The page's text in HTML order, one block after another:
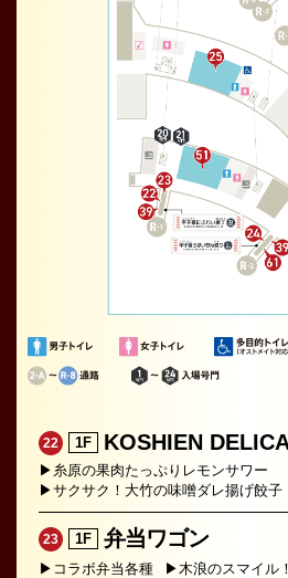
22 1F KOSHIEN
▶糸原の果肉たっぷりレモンサワー
▶サクサク！大竹の味噌ダレ揚げ餃子
23 1F 弁当ワゴン
▶コラボ弁当各種
▶木浪のスマイル